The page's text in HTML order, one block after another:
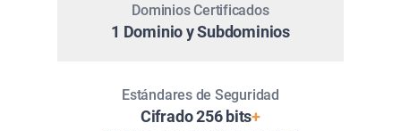
Dominios Certificados
1 Dominio y Subdominios
Estándares de Seguridad
Cifrado 256 bits+